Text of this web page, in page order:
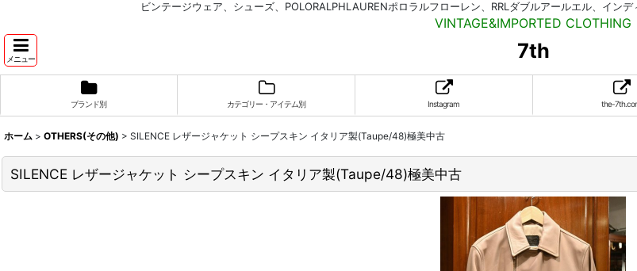
ビンテージウェア、シューズ、POLORALPHLAURENポロラルフローレン、RRLダブルアールエル、イン
VINTAGE&IMPORTED CLOTHING
メニュー 7th
ブランド別 カテゴリー・アイテム別 Instagram the-
ホーム > OTHERS(その他) > SILENCE レザージャケット シープスキン イタリア製(Taupe/48)極美中古
SILENCE レザージャケット シープスキン イタリア製(Taupe/48)極美中古